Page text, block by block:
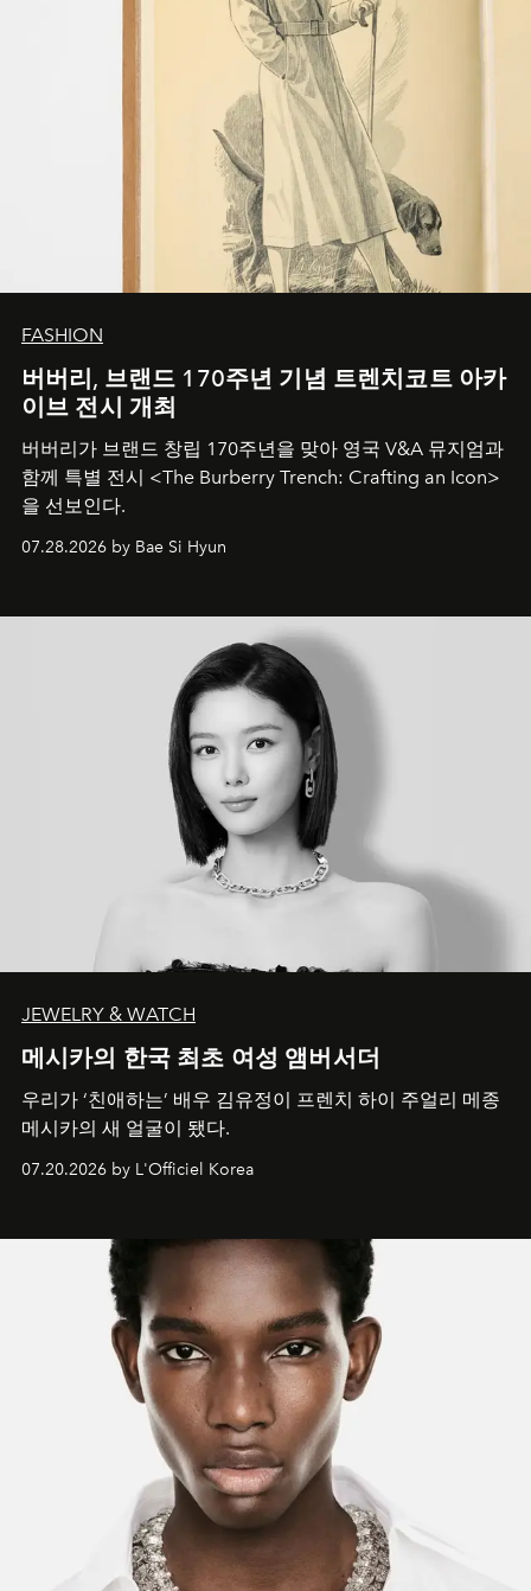
FASHION
버버리, 브랜드 170주년 기념 트렌치코트 아카
이브 전시 개최
버버리가 브랜드 창립 170주년을 맞아 영국 V&A 뮤지엄과
함께 특별 전시 <The Burberry Trench: Crafting an Icon>
을 선보인다.
07.28.2026 by Bae Si Hyun
JEWELRY & WATCH
메시카의 한국 최초 여성 앰버서더
우리가 ‘친애하는’ 배우 김유정이 프렌치 하이 주얼리 메종
메시카의 새 얼굴이 됐다.
07.20.2026 by L'Officiel Korea